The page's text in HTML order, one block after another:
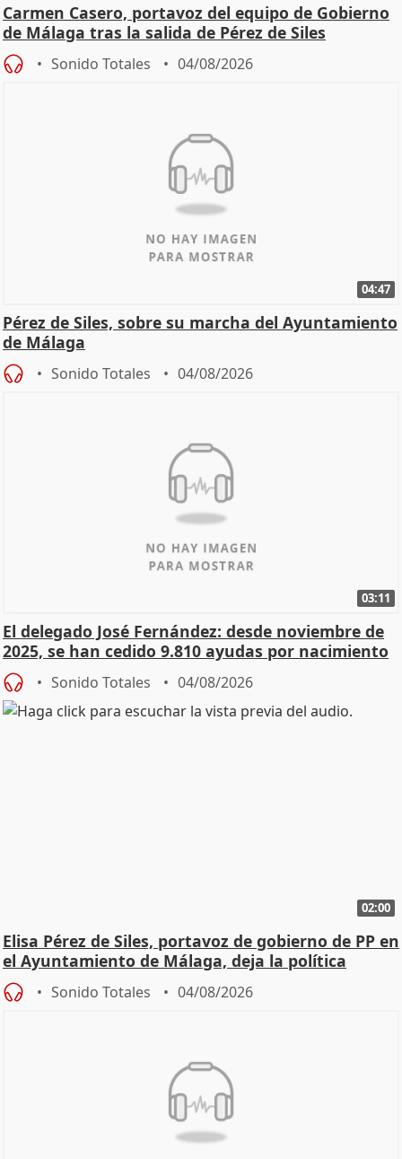
Carmen Casero, portavoz del equipo de Gobierno
de Málaga tras la salida de Pérez de Siles
Sonido Totales 04/08/2026
04:47
Pérez de Siles, sobre su marcha del Ayuntamiento
de Málaga
Sonido Totales 04/08/2026
03:11
El delegado José Fernández: desde noviembre de
2025, se han cedido 9.810 ayudas por nacimiento
Sonido Totales 04/08/2026
02:00
Elisa Pérez de Siles, portavoz de gobierno de PP en
el Ayuntamiento de Málaga, deja la política
Sonido Totales 04/08/2026